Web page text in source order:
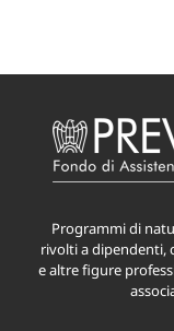
Programmi di
rivolti a dipendenti,
e altre figure